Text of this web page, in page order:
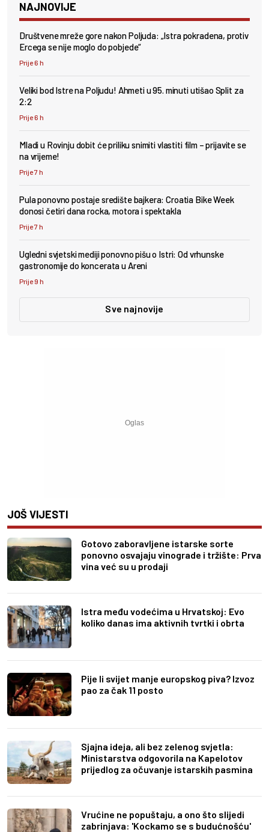
NAJNOVIJE
Društvene mreže gore nakon Poljuda: „Istra pokradena, protiv
Ercega se nije moglo do pobjede“
Prije 6 h
Veliki bod Istre na Poljudu! Ahmeti u 95. minuti utišao Split za
2:2
Prije 6 h
Mladi u Rovinju dobit će priliku snimiti vlastiti film – prijavite se
na vrijeme!
Prije 7 h
Pula ponovno postaje središte bajkera: Croatia Bike Week
donosi četiri dana rocka, motora i spektakla
Prije 7 h
Ugledni svjetski mediji ponovno pišu o Istri: Od vrhunske
gastronomije do koncerata u Areni
Prije 9 h
Sve najnovije
JOŠ VIJESTI
Gotovo zaboravljene istarske sorte
ponovno osvajaju vinograde i tržište: Prva
vina već su u prodaji
Istra među vodećima u Hrvatskoj: Evo
koliko danas ima aktivnih tvrtki i obrta
Pije li svijet manje europskog piva? Izvoz
pao za čak 11 posto
Sjajna ideja, ali bez zelenog svjetla:
Ministarstva odgovorila na Kapelotov
prijedlog za očuvanje istarskih pasmina
Vrućine ne popuštaju, a ono što slijedi
zabrinjava: 'Kockamo se s budućnošću'